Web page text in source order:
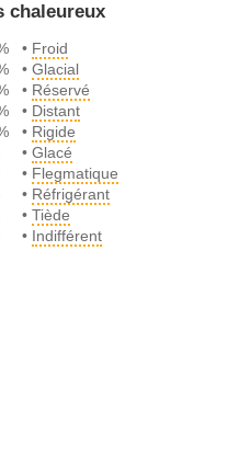
chaleureux
• Froid
•Glacial
• Réservé
• Distant
• Rigide
•Glacé
• Flegmatique
• Réfrigérant
•Tiède
• Indifférent